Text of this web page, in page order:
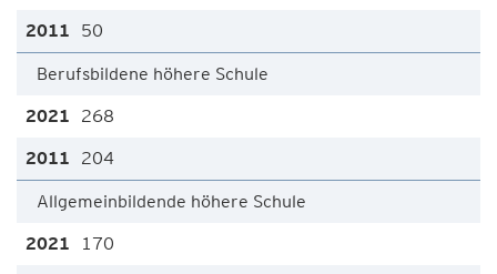
50
Berufsbildene höhere Schule
268
204
Allgemeinbildende höhere Schule
170